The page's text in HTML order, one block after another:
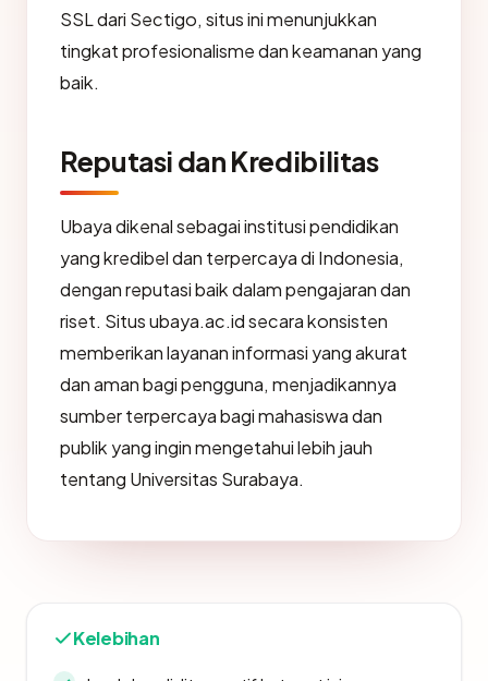
SSL dari Sectigo, situs ini menunjukkan
tingkat profesionalisme dan keamanan yang
baik.
Reputasi dan Kredibilitas
Ubaya dikenal sebagai institusi pendidikan
yang kredibel dan terpercaya di Indonesia,
dengan reputasi baik dalam pengajaran dan
riset. Situs ubaya.ac.id secara konsisten
memberikan layanan informasi yang akurat
dan aman bagi pengguna, menjadikannya
sumber terpercaya bagi mahasiswa dan
publik yang ingin mengetahui lebih jauh
tentang Universitas Surabaya.
Kelebihan